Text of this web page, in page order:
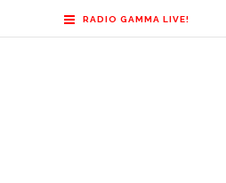
RADIO GAMMA LIVE!